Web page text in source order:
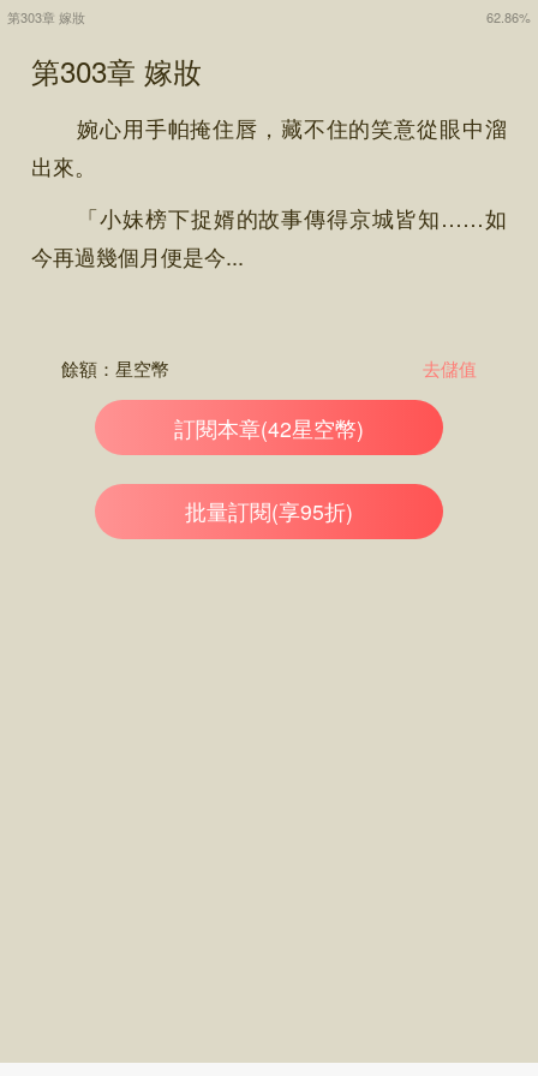
第303章 嫁妝 62.86%
第303章 嫁妝
婉心用手帕掩住唇，藏不住的笑意從眼中溜
出來。
「小妹榜下捉婿的故事傳得京城皆知……如
今再過幾個月便是今...
餘額： 星空幣 去儲值
訂閱本章(42星空幣)
批量訂閱(享95折)